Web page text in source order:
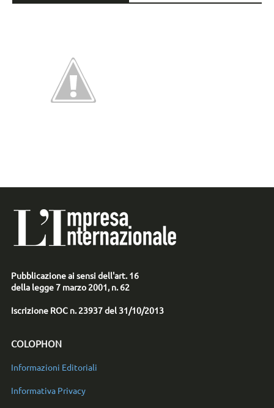
Pubblicazione ai sensi dell'art. 16
della legge 7 marzo 2001, n. 62
Iscrizione ROC n. 23937 del 31/10/2013
COLOPHON
Informazioni Editoriali
Informativa Privacy